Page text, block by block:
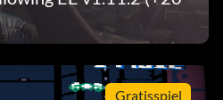
Gratisspiel